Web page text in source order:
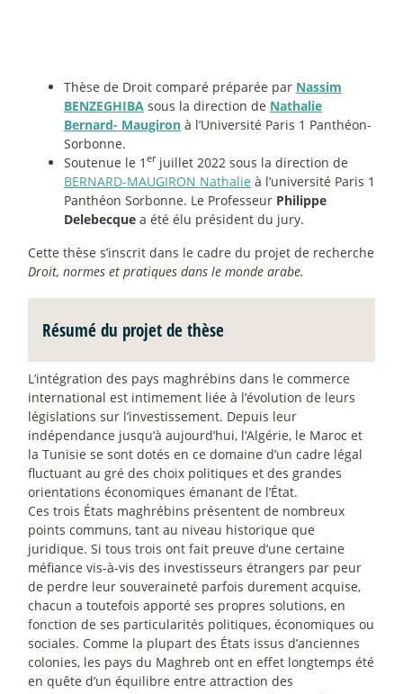
Thèse de Droit comparé préparée par Nassim
BENZEGHIBA sous la direction de Nathalie
Bernard- Maugiron à l’Université Paris 1 Panthéon-
Sorbonne.
Soutenue le 1 erjuillet 2022 sous la direction de
BERNARD-MAUGIRON Nathalie à l’université Paris 1
Panthéon Sorbonne. Le Professeur Philippe
Delebecque a été élu président du jury.
Cette thèse s’inscrit dans le cadre du projet de recherche
Droit, normes et pratiques dans le monde arabe.
Résumé du projet de thèse
L’intégration des pays maghrébins dans le commerce
international est intimement liée à l’évolution de leurs
législations sur l’investissement. Depuis leur
indépendance jusqu’à aujourd’hui, l’Algérie, le Maroc et
la Tunisie se sont dotés en ce domaine d’un cadre légal
fluctuant au gré des choix politiques et des grandes
orientations économiques émanant de l’État.
Ces trois États maghrébins présentent de nombreux
points communs, tant au niveau historique que
juridique. Si tous trois ont fait preuve d’une certaine
méfiance vis-à-vis des investisseurs étrangers par peur
de perdre leur souveraineté parfois durement acquise,
chacun a toutefois apporté ses propres solutions, en
fonction de ses particularités politiques, économiques ou
sociales. Comme la plupart des États issus d’anciennes
colonies, les pays du Maghreb ont en effet longtemps été
en quête d’un équilibre entre attraction des